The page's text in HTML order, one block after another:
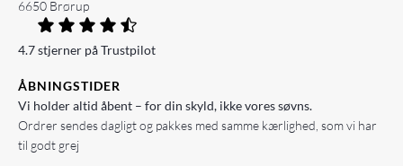
6650 Brørup
4.7 stjerner på Trustpilot
ÅBNINGSTIDER
Vi holder altid åbent – for din skyld, ikke vores søvns.
Ordrer sendes dagligt og pakkes med samme kærlighed, som vi har
til godt grej